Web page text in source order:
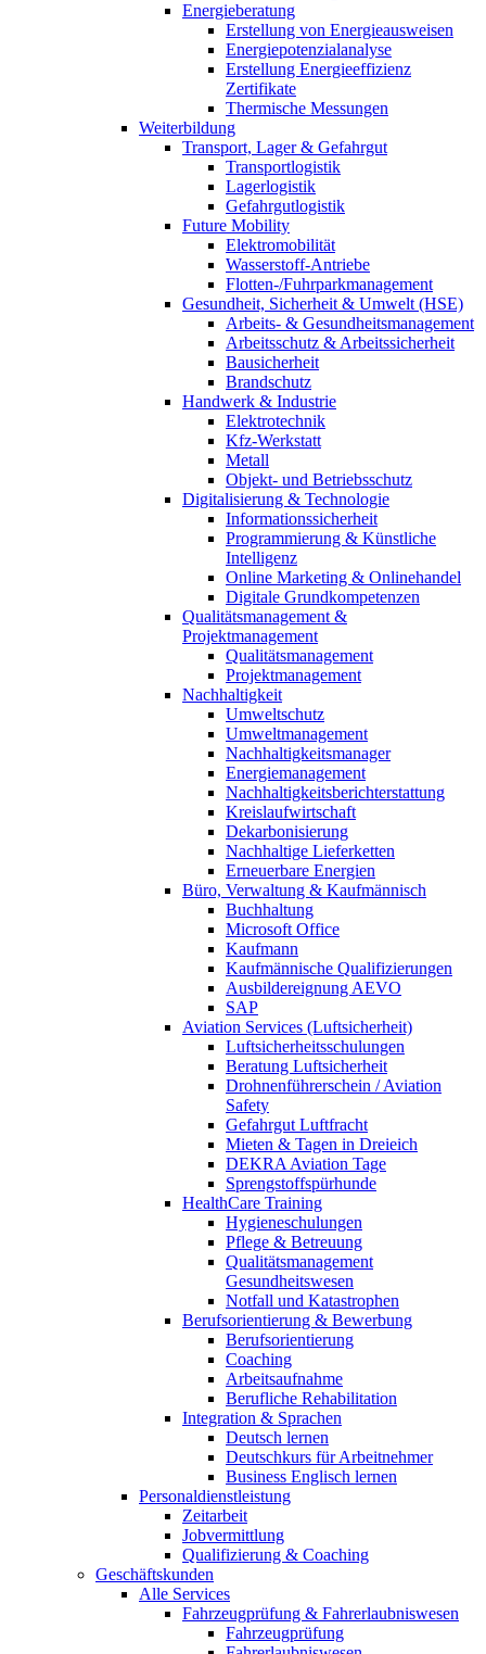
Energieberatung
Erstellung von Energieausweisen
Energiepotenzialanalyse
Erstellung Energieeffizienz
Zertifikate
Thermische Messungen
Weiterbildung
Transport, Lager & Gefahrgut
Transportlogistik
Lagerlogistik
Gefahrgutlogistik
Future Mobility
Elektromobilität
Wasserstoff-Antriebe
Flotten-/Fuhrparkmanagement
Gesundheit, Sicherheit & Umwelt (HSE)
Arbeits- & Gesundheitsmanagement
Arbeitsschutz & Arbeitssicherheit
Bausicherheit
Brandschutz
Handwerk & Industrie
Elektrotechnik
Kfz-Werkstatt
Metall
Objekt- und Betriebsschutz
Digitalisierung & Technologie
Informationssicherheit
Programmierung & Künstliche
Intelligenz
Online Marketing & Onlinehandel
Digitale Grundkompetenzen
Qualitätsmanagement &
Projektmanagement
Qualitätsmanagement
Projektmanagement
Nachhaltigkeit
Umweltschutz
Umweltmanagement
Nachhaltigkeitsmanager
Energiemanagement
Nachhaltigkeitsberichterstattung
Kreislaufwirtschaft
Dekarbonisierung
Nachhaltige Lieferketten
Erneuerbare Energien
Büro, Verwaltung & Kaufmännisch
Buchhaltung
Microsoft Office
Kaufmann
Kaufmännische Qualifizierungen
Ausbildereignung AEVO
SAP
Aviation Services (Luftsicherheit)
Luftsicherheitsschulungen
Beratung Luftsicherheit
Drohnenführerschein / Aviation
Safety
Gefahrgut Luftfracht
Mieten & Tagen in Dreieich
DEKRA Aviation Tage
Sprengstoffspürhunde
HealthCare Training
Hygieneschulungen
Pflege & Betreuung
Qualitätsmanagement
Gesundheitswesen
Notfall und Katastrophen
Berufsorientierung & Bewerbung
Berufsorientierung
Coaching
Arbeitsaufnahme
Berufliche Rehabilitation
Integration & Sprachen
Deutsch lernen
Deutschkurs für Arbeitnehmer
Business Englisch lernen
Personaldienstleistung
Zeitarbeit
Jobvermittlung
Qualifizierung & Coaching
Geschäftskunden
Alle Services
Fahrzeugprüfung & Fahrerlaubniswesen
Fahrzeugprüfung